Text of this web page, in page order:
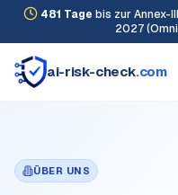
481 Tage bis zur Annex-
2027
ai-risk-check.com
ÜBER UNS